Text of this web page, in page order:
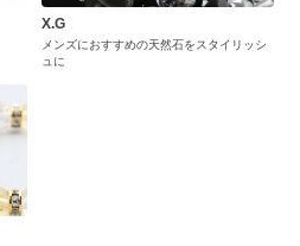
X.G
メンズにおすすめの天然石をスタイリッシ
ュに